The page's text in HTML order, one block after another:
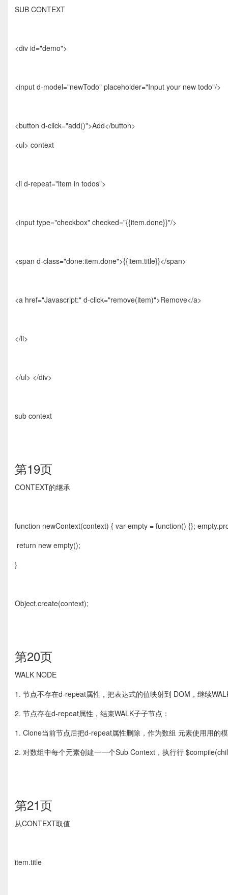
SUB CONTEXT
<div id="demo">
<input d-model="newTodo" placeholder="Input your new todo"/>
<button d-click="add()">Add</button>
<ul> context
<li d-repeat="item in todos">
<input type="checkbox" checked="{{item.done}}"/>
<span d-class="done:item.done">{{item.title}}</span>
<a href="Javascript:" d-click="remove(item)">Remove</a>
</li>
</ul> </div>
sub context
第19页
CONTEXT的继承
function newContext(context) { var empty = function() {};
return new empty();
}
Object.create(context);
第20页
WALK NODE
1. 节点不存在d-repeat属性，把表达式的值映射到 DOM，继续
2. 节点存在d-repeat属性，结束WALK⼦子节点：
1. Clone当前节点后把d-repeat属性删除，作为数组 元素使⽤用的
2. 对数组中每个元素创建⼀一个Sub Context，执⾏行
第21页
从CONTEXT取值
item.title